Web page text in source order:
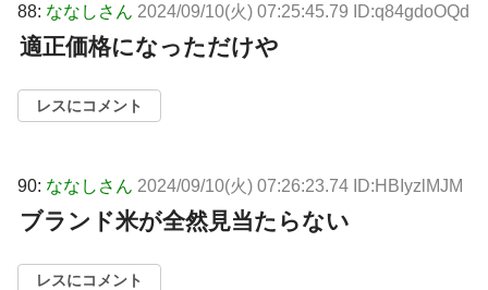
88: ななしさん 2024/09/10(火) 07:25:45.79 ID:q84gdoOQd
適正価格になっただけや
レスにコメント
90: ななしさん 2024/09/10(火) 07:26:23.74 ID:HBIyzlMJM
ブランド米が全然見当たらない
レスにコメント